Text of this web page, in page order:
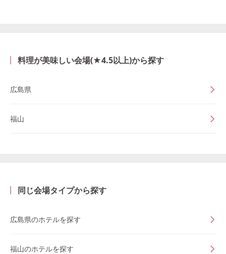
料理が美味しい会場(★4.5以上)から探す
広島県
福山
同じ会場タイプから探す
広島県のホテルを探す
福山のホテルを探す